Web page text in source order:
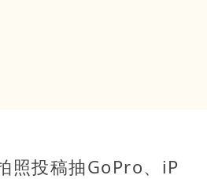
照投稿抽GoPro、iP